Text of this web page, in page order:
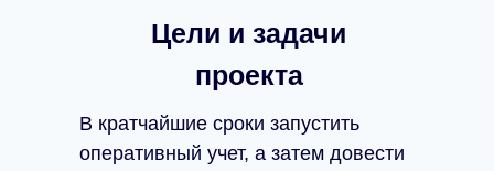
Цели и задачи
проекта
В кратчайшие сроки запустить
оперативный учет, а затем довести